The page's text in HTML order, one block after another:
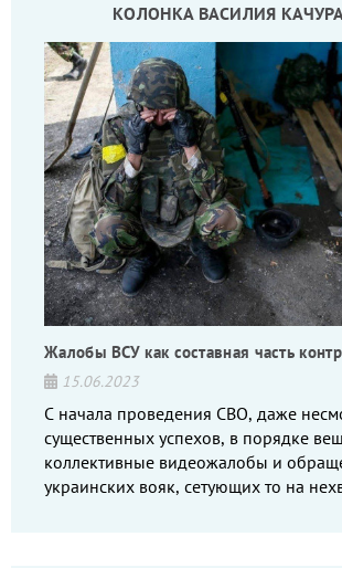
КОЛОНКА ВАСИЛИЯ
Жалобы ВСУ как составная часть
15.06.2023
С начала проведения СВО, даже
существенных успехов, в порядке
коллективные видеожалобы и
украинских вояк, сетующих то на